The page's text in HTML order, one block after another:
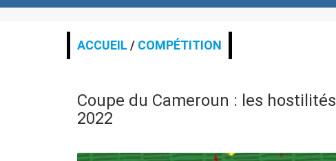
ACCUEIL / COMPÉTITION
Coupe du Cameroun : les
2022